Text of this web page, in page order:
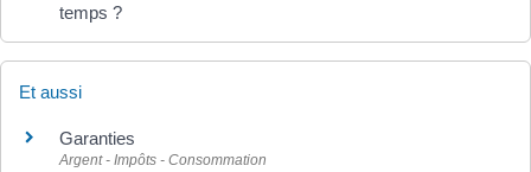
temps ?
Et aussi
Garanties
Argent - Impôts - Consommation